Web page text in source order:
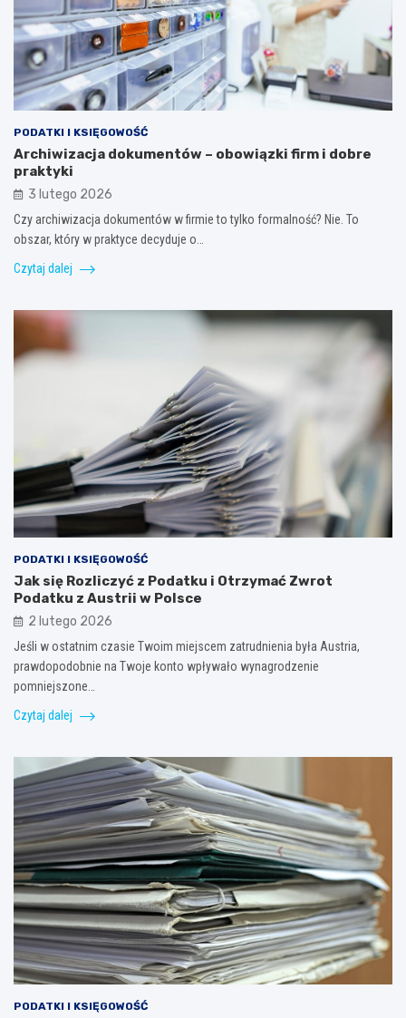
PODATKI I KSIĘGOWOŚĆ
Archiwizacja dokumentów – obowiązki firm i dobre
praktyki
3 lutego 2026
Czy archiwizacja dokumentów w firmie to tylko formalność? Nie. To
obszar, który w praktyce decyduje o…
Czytaj dalej
PODATKI I KSIĘGOWOŚĆ
Jak się Rozliczyć z Podatku i Otrzymać Zwrot
Podatku z Austrii w Polsce
2 lutego 2026
Jeśli w ostatnim czasie Twoim miejscem zatrudnienia była Austria,
prawdopodobnie na Twoje konto wpływało wynagrodzenie
pomniejszone…
Czytaj dalej
PODATKI I KSIĘGOWOŚĆ